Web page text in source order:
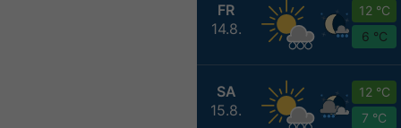
FR
14.8.
12 °C
6 °C
SA
15.8.
12 °C
7 °C